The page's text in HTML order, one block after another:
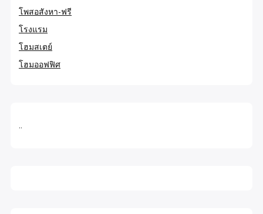
โพสอสังหา-ฟรี
โรงแรม
โฮมสเตย์
โฮมออฟฟิศ
..